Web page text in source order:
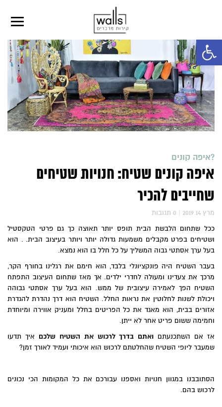
פתח סרגל נגישות
?איפה קונים
איפה קונים שטיח: חנויות שטיחים
שחייבים להכיר
2019 מרץ 14 0 תגובות
ככל שתחום הלבשת הבית תופס יותר תאוצה כך גם פרטי הטקסטיל
ושטיחים בפרט מקבלים משמעות גדולה יותר ויותר בעיצוב הבית. . הוא
בעל ערך אסתטי גבוה המשליך על כל חלל בו הוא נמצא.
בעבר השטיח היה פונקציונלי בלבד, הוא חימם את רגלינו בחורף הקר,
מרכך את צעדינו ומעולה לחדרי ילדים. אך מאז שתחום העיצוב התפתח
השטיח הפך לאמירה עיצובית של ממש. הוא בעל ערך אסתטי גבוהה
ויכולת לשנות לחלוטין את נראות החלל. השטיח הוא דרך נהדרת להגדרת
אזורים בבית, הוא מאגד את כל הפריטים בחלל ומעניק אווירה ומיוחדת
וחמימה ששום פריט אחר לא ייתן.
אז אם השתכנעתם ואתם בדרך לרכוש את השטיח שלכם איך תדעו
שמעבר ליופי השטיח שהחלטתם לרכוש הוא איכותי ועמיד לאורך זמן?
הסתובבנו במגוון חנויות ואספנו עבורכם את כל המקומות הכי נכונים
לרכוש בהם.